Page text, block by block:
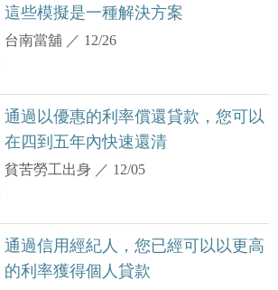
這些模擬是一種解決方案
台南當舖 ／ 12/26
通過以優惠的利率償還貸款，您可以
在四到五年內快速還清
貧苦勞工出身 ／ 12/05
通過信用經紀人，您已經可以以更高
的利率獲得個人貸款